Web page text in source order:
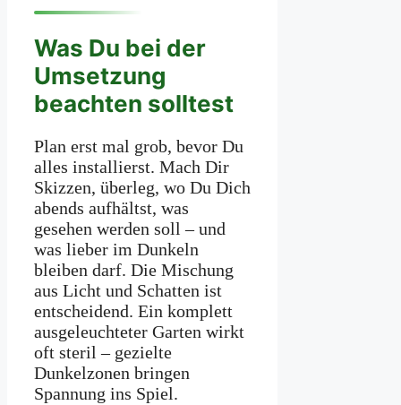
Was Du bei der
Umsetzung
beachten solltest
Plan erst mal grob, bevor Du
alles installierst. Mach Dir
Skizzen, überleg, wo Du Dich
abends aufhältst, was
gesehen werden soll – und
was lieber im Dunkeln
bleiben darf. Die Mischung
aus Licht und Schatten ist
entscheidend. Ein komplett
ausgeleuchteter Garten wirkt
oft steril – gezielte
Dunkelzonen bringen
Spannung ins Spiel.